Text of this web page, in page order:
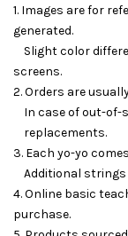
1. Images are for
generated.
Slight color
screens.
2. Orders are
In case of out-of-
replacements.
3. Each yo-yo
Additional strings
4. Online basic
purchase.